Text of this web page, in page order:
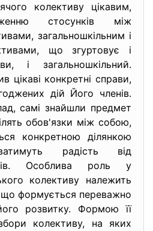
колективу цікавим,
стосунків між
загальношкільним і
що згуртовує і
і загальношкільний.
цікаві конкретні справи,
дій Його членів.
самі знайшли предмет
обов'язки між собою,
конкретною ділянкою
радість від
Особлива роль у
колективу належить
що формується переважно
розвитку. Формою її
колективу, на яких